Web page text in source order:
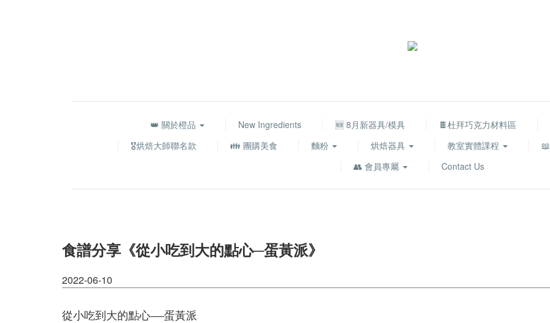
👑 關於橙品 New Ingredients 🆕 8月新器具/模具 🍫杜拜巧克力材料區
🎖️烘焙大師聯名款
👪 團購美食 麵粉 烘焙器具 教室實體課程
👥 會員專屬
Contact Us
食譜分享《從小吃到大的點心─蛋黃派》
2022-06-10
從小吃到大的點心──蛋黃派